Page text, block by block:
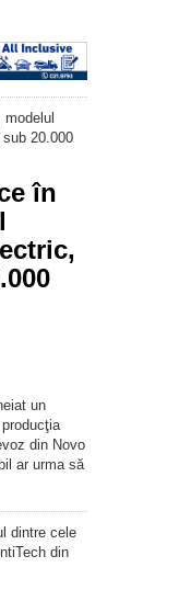
în
un
din Novo
ar urma să